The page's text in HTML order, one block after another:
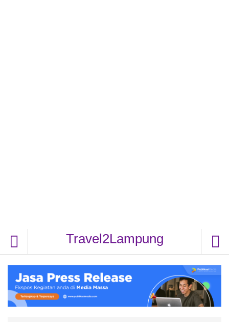
Travel2Lampung